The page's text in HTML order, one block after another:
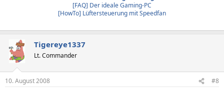
[FAQ] Der ideale Gaming-PC
[HowTo] Lüftersteuerung mit Speedfan
Tigereye1337
Lt. Commander
10. August 2008 #8